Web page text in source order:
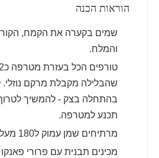
הוראות הכנה
שמים בקערה את הקמח,
והמלח.
שהבלילה מקבלת מרקם נוזלי.
בהתחלה בצק - להמשיך
תכנע למטרפה.
מרתיחים שמן עמוק ל180 מעלות.
מכינים תבנית עם פרורי